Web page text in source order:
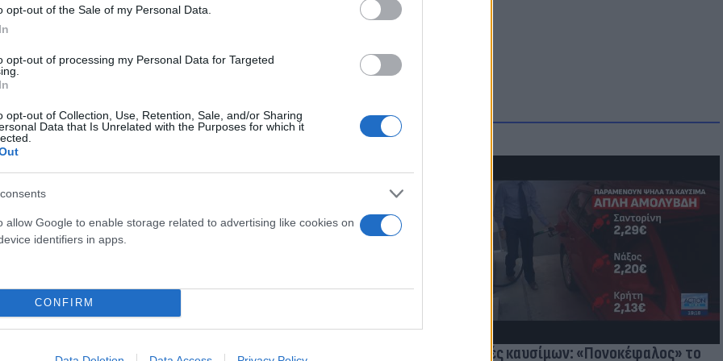
opt-out of the Sale of my Personal Data.
opt-out of processing my Personal Data for Targeted
opt-out of Collection, Use, Retention, Sale, and/or Sharing
Data that Is Unrelated with the Purposes for which it
allow Google to enable storage related to advertising like cookies on
identifiers in apps.
CONFIRM
στην παρουσίαση του
κόσμου στο γήπεδο
«τέλειο» δέρμα αποτελεί πρόβλημα
Τιμές καυσίμων: «Πονοκέφαλος» το